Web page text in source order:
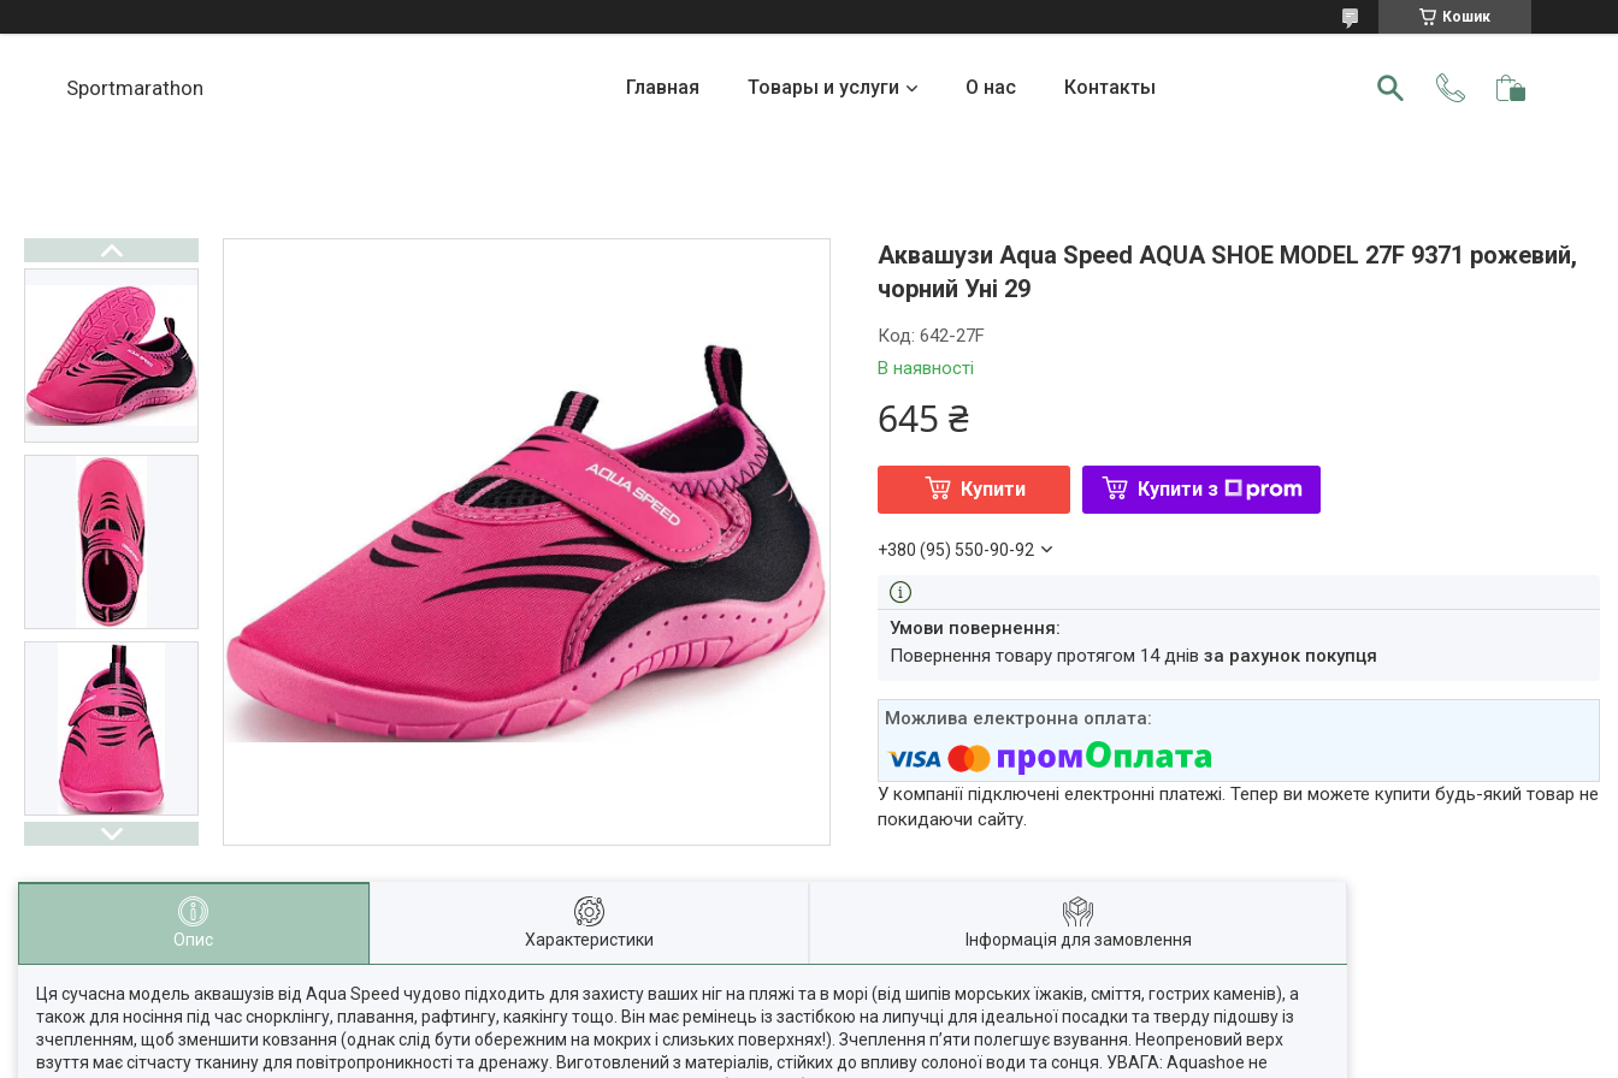
Кошик
Sportmarathon Главная Товары и услуги О нас Контакты
Аквашузи Aqua Speed AQUA SHOE MODEL 27F 9371 рожевий,
чорний Уні 29
В наявності
Код:642-27F
645 ₴
Купити Купити з
+380 (95) 550-90-92
повернення товару протягом 14 днівза рахунок покупця
У компанії підключені електронні платежі. Тепер ви можете купити будь-який товар не
покидаючи сайту.
Опис Характеристики Інформація для замовлення
Ця сучасна модель аквашузів від Aqua Speed чудово підходить для захисту ваших ніг на пляжі та в морі (від шипів морських їжаків, сміття, гострих каменів), а
також для носіння під час снорклінгу, плавання, рафтингу, каякінгу тощо. Він має ремінець із застібкою на липучці для ідеальної посадки та тверду підошву із
зчепленням, щоб зменшити ковзання (однак слід бути обережним на мокрих і слизьких поверхнях!). Зчеплення п’яти полегшує взування. Неопреновий верх
взуття має сітчасту тканину для повітропроникності та дренажу. Виготовлений з матеріалів, стійких до впливу солоної води та сонця. УВАГА: Aquashoe не